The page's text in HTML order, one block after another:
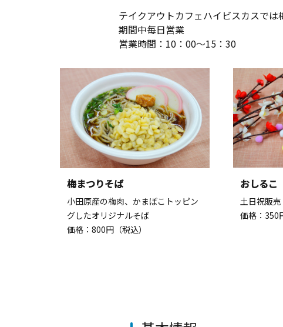
テイクアウトカフェハイビスカスでは
期間中毎日営業
営業時間：10：00～15：30
梅まつりそば
小田原産の梅肉、かまぼこトッピン
グしたオリジナルそば
価格：800円（税込）
おしるこ
土日祝販売
価格：350